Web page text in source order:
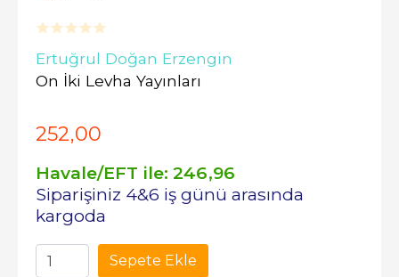
Ertuğrul Doğan Erzengin
On İki Levha Yayınları
252,00
Havale/EFT ile: 246,96
Siparişiniz 4&6 iş günü arasında
kargoda
Sepete Ekle